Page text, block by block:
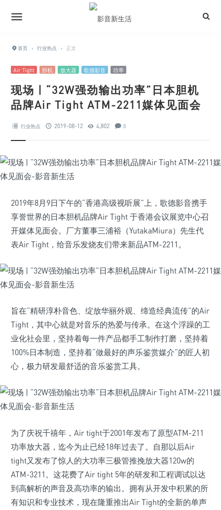
首页 › 行业热点 › 正文
Air Tight 胆机 放大器 歌德影音 功率
现场 | “32W强劲输出功率”日本胆机
品牌Air Tight ATM-2211媒体见面会
行业热点 2019-08-12 4,802 0
2019年8月9日下午的“香港高级视听展”上，歌德影音携手
享誉世界的日本胆机品牌Air Tight 于香港会议展览中心召
开媒体见面会。厂方董事三浦裕（YutakaMiura）先生代
表Air Tight，给音乐发烧友们带来新品ATM-2211。
旨在“精研淳朴音色、绽放华丽外观、缔造经典流传”的Air
Tight，其中心就是对音乐的热爱与传承。在这个浮躁的工
业化社会里，坚持着每一件产品都手工制作打磨，坚持着
100%日本制造，坚持着“做最好的声乐鉴赏媒介”的匠人初
心，极力研发最舒适的音乐鉴赏工具。
为了庆祝千禧年，Air tight于2001年发布了原型ATM-211
功率放大器，迄今为止已经18年过去了。自那以后Air
tight又发布了惊人的大功率三极管推挽放大器120w的
ATM-3211。这花费了Air tight 5年的研发和工程调试以达
到高解析的声音及高功率的输出。拥有从开发中积累的所
有知识和专业技术，现在隆重推出Air Tight的全新的单声